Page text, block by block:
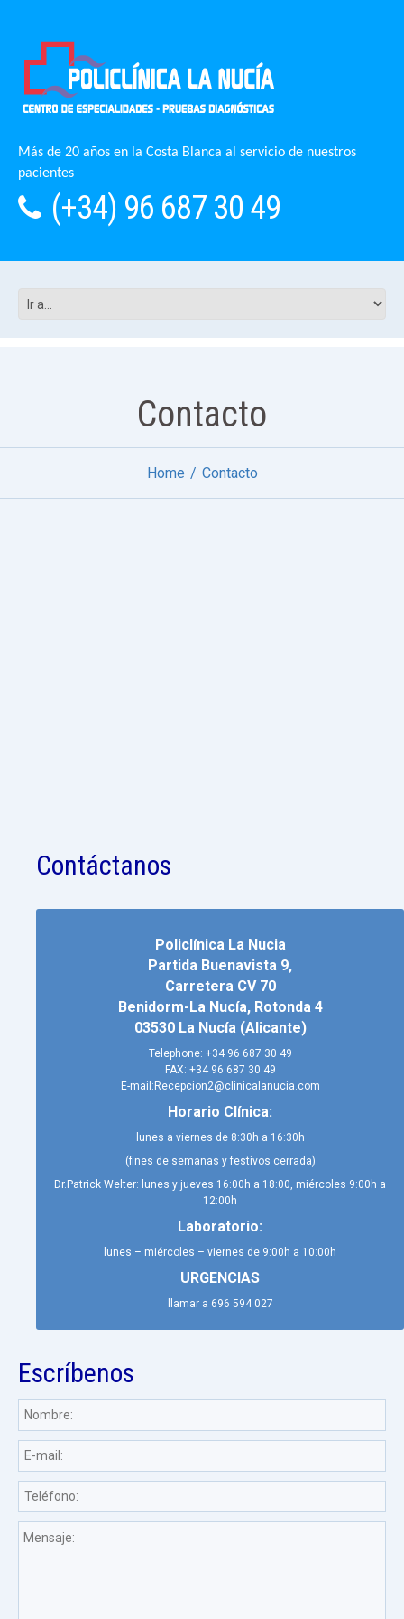
Más de 20 años en la Costa Blanca al servicio de nuestros
pacientes
(+34) 96 687 30 49
Contacto
Home Contacto
Contáctanos
Policlínica La Nucia
Partida Buenavista 9,
Carretera CV 70
Benidorm-La Nucía, Rotonda 4
03530 La Nucía (Alicante)
Telephone: +34 96 687 30 49
FAX: +34 96 687 30 49
E-mail:Recepcion2@clinicalanucia.com
Horario Clínica:
lunes a viernes de 8:30h a 16:30h
(fines de semanas y festivos cerrada)
Dr.Patrick Welter: lunes y jueves 16:00h a 18:00, miércoles 9:00h a
12:00h
Laboratorio:
lunes – miércoles – viernes de 9:00h a 10:00h
URGENCIAS
llamar a 696 594 027
Escríbenos